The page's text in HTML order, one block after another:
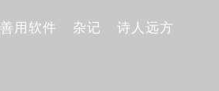
善用软件 杂记 诗人远方